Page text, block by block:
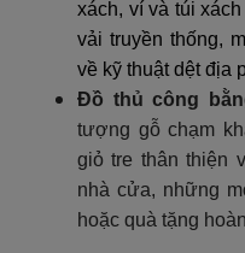
xách, ví và túi
vải truyền thống,
về kỹ thuật dệt địa
Đồ thủ công
tượng gỗ chạm
giỏ tre thân thiện
nhà cửa, những
hoặc quà tặng